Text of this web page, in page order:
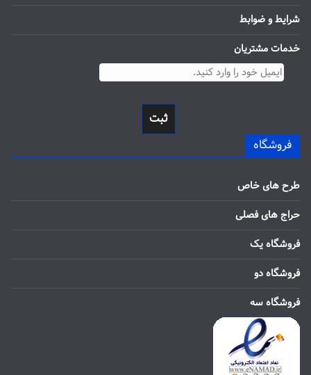
شرایط و ضوابط
خدمات مشتریان
ثبت
فروشگاه
طرح های خاص
حراج های فصلی
فروشگاه یک
فروشگاه دو
فروشگاه سه